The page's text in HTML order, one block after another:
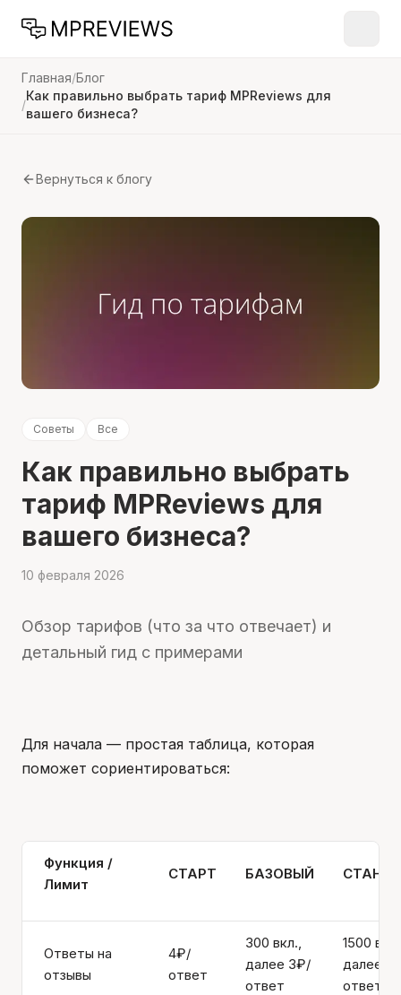
Главная/Блог
/
Как правильно выбрать тариф MPReviews для
вашего бизнеса?
Вернуться к блогу
Советы Все
Как правильно выбрать
тариф MPReviews для
вашего бизнеса?
10 февраля 2026
Обзор тарифов (что за что отвечает) и
детальный гид с примерами
Для начала — простая таблица, которая
поможет сориентироваться:
Функция /
Лимит
СТАРТ БАЗОВЫЙ
Ответы на
отзывы
4₽/
ответ
300 вкл.,
далее 3₽/
ответ
1500
далее
ответ